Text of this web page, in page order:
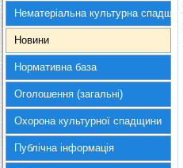
Нематеріальна культурна
Новини
Нормативна база
Оголошення (загальні)
Охорона культурної спадщини
Публічна інформація